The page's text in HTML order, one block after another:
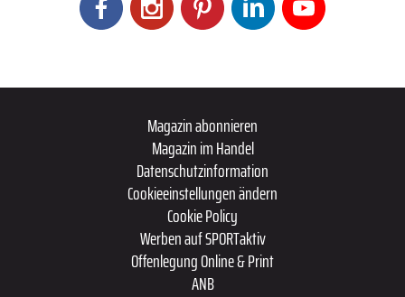
Magazin abonnieren
Magazin im Handel
Datenschutzinformation
Cookieeinstellungen ändern
Cookie Policy
Werben auf SPORTaktiv
Offenlegung Online & Print
ANB